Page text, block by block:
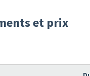
et prix